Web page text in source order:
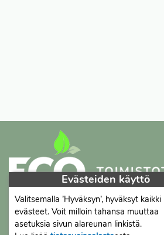
Proficient Co OyFI07452333
Ma-To 8-16, Pe 8-15 | myynti@proficient.fi |
Tellervonkatu 10 70500 Kuopio
Evästeiden käyttö
Valitsemalla ’Hyväksyn’, hyväksyt kaikki
evästeet. Voit milloin tahansa muuttaa
asetuksia sivun alareunan linkistä.